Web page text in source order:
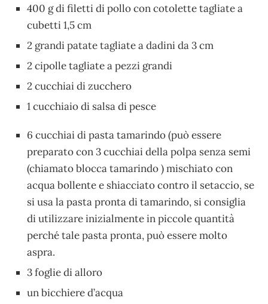
400 g di filetti di pollo con cotolette tagliate a
cubetti 1,5 cm
2 grandi patate tagliate a dadini da 3 cm
2 cipolle tagliate a pezzi grandi
2 cucchiai di zucchero
1 cucchiaio di salsa di pesce
6 cucchiai di pasta tamarindo (può essere
preparato con 3 cucchiai della polpa senza semi
(chiamato blocca tamarindo ) mischiato con
acqua bollente e shiacciato contro il setaccio, se
si usa la pasta pronta di tamarindo, si consiglia
di utilizzare inizialmente in piccole quantità
perché tale pasta pronta, può essere molto
aspra.
3 foglie di alloro
un bicchiere d’acqua